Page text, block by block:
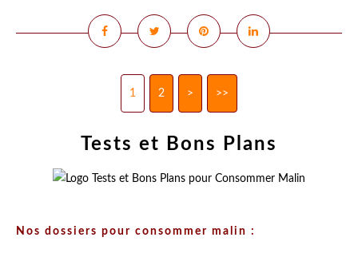
1 2 > >>
Tests et Bons Plans
Nos dossiers pour consommer malin :